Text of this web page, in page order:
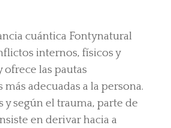
cuántica Fontynatural
internos, físicos y
ofrece las pautas
adecuadas a la persona.
y según el trauma, parte de
en derivar hacia a